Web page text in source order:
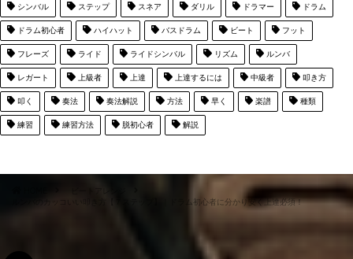
シンバル ステップ スネア ダリル ドラマー ドラム
ドラム初心者 ハイハット バスドラム ビート フット
フレーズ ライド ライドシンバル リズム ルンバ
レガート 上級者 上達 上達するには 中級者 叩き方
叩く 奏法 奏法解説 方法 早く 楽譜 種類
練習 練習方法 脱初心者 解説
ルンバのカッコいい叩き方【７ステップ】｜ドラム初心者に分かり安く上達必須！